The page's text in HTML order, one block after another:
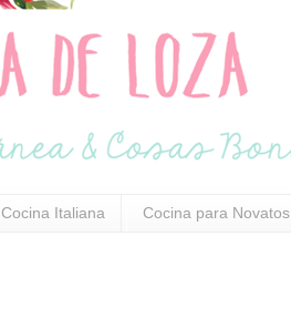
Cocina Italiana Cocina para Novatos